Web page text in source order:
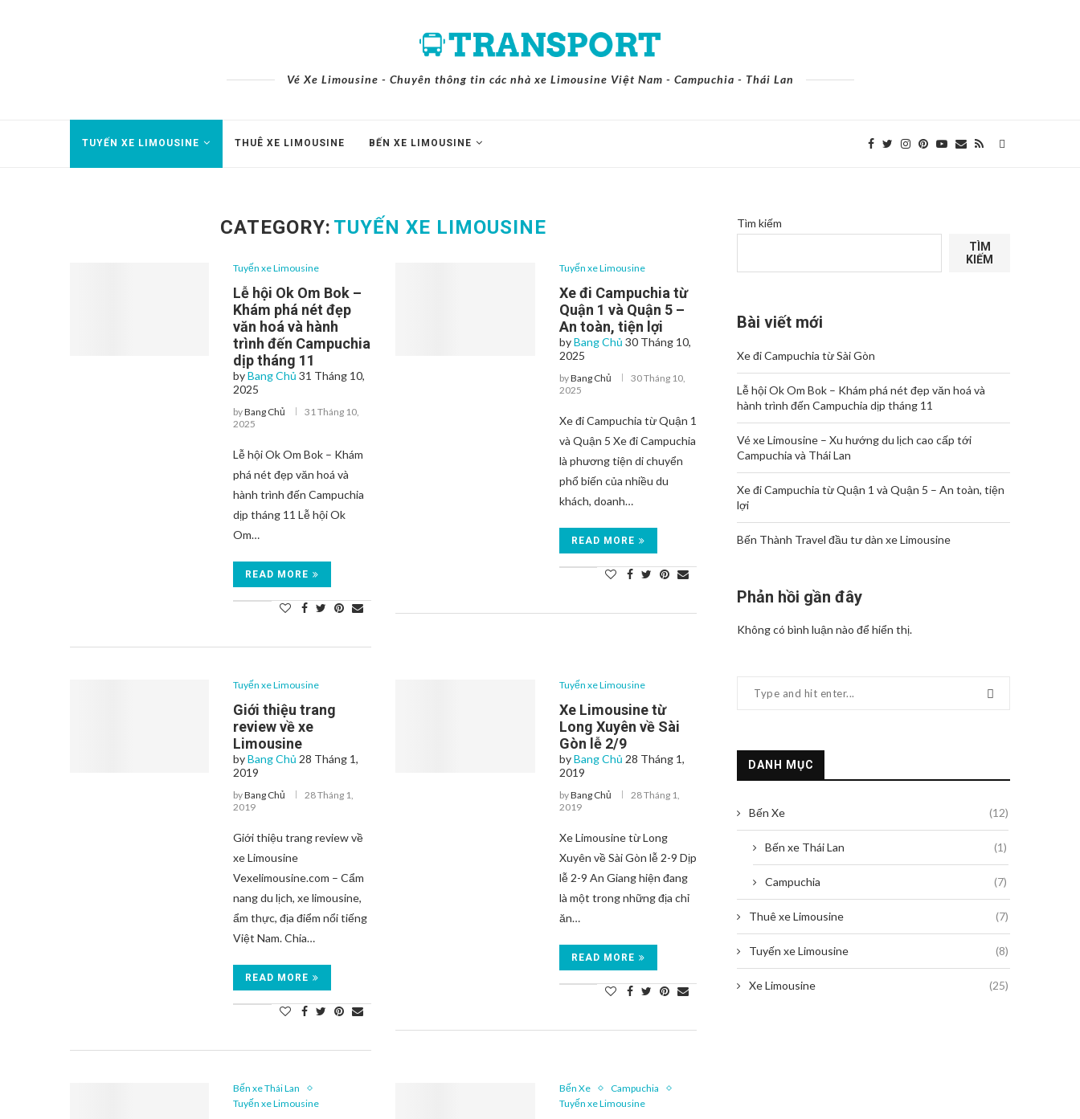
Vé Xe Limousine - Chuyên thông tin các nhà xe Limousine Việt Nam - Campuchia - Thái Lan
TUYẾN XE LIMOUSINE THUÊ XE LIMOUSINE BẾN XE LIMOUSINE
CATEGORY: TUYẾN XE LIMOUSINE
Tuyến xe Limousine
Lễ hội Ok Om Bok –
Khám phá nét đẹp
văn hoá và hành
trình đến Campuchia
dịp tháng 11
byBang Chủ 31 Tháng 10,
2025
byBang Chủ
31 Tháng 10,
2025
Lễ hội Ok Om Bok – Khám
phá nét đẹp văn hoá và
hành trình đến Campuchia
dịp tháng 11 Lễ hội Ok
Om…
READ MORE
Tuyến xe Limousine
Xe đi Campuchia từ
Quận 1 và Quận 5 –
An toàn, tiện lợi
byBang Chủ 30 Tháng 10,
2025
byBang Chủ
30 Tháng 10,
2025
Xe đi Campuchia từ Quận 1
và Quận 5 Xe đi Campuchia
là phương tiện di chuyển
phổ biến của nhiều du
khách, doanh…
READ MORE
Tuyến xe Limousine
Giới thiệu trang
review về xe
Limousine
byBang Chủ 28 Tháng 1,
2019
byBang Chủ
28 Tháng 1,
2019
Giới thiệu trang review về
xe Limousine
Vexelimousine.com – Cẩm
nang du lịch, xe limousine,
ẩm thực, địa điểm nổi tiếng
Việt Nam. Chia…
READ MORE
Tuyến xe Limousine
Xe Limousine từ
Long Xuyên về Sài
Gòn lễ 2/9
byBang Chủ 28 Tháng 1,
2019
byBang Chủ
28 Tháng 1,
2019
Xe Limousine từ Long
Xuyên về Sài Gòn lễ 2-9 Dịp
lễ 2-9 An Giang hiện đang
là một trong những địa chỉ
ăn…
READ MORE
Bến xe Thái Lan
Tuyến xe Limousine
Bến Xe
Campuchia
Tuyến xe Limousine
Tìm kiếm
TÌM
KIẾM
Bài viết mới
Xe đi Campuchia từ Sài Gòn
Lễ hội Ok Om Bok – Khám phá nét đẹp văn hoá và
hành trình đến Campuchia dịp tháng 11
Vé xe Limousine – Xu hướng du lịch cao cấp tới
Campuchia và Thái Lan
Xe đi Campuchia từ Quận 1 và Quận 5 – An toàn, tiện
lợi
Bến Thành Travel đầu tư dàn xe Limousine
Phản hồi gần đây
Không có bình luận nào để hiển thị.
DANH MỤC
Bến Xe (12)
Bến xe Thái Lan (1)
Campuchia (7)
Thuê xe Limousine (7)
Tuyến xe Limousine (8)
Xe Limousine (25)